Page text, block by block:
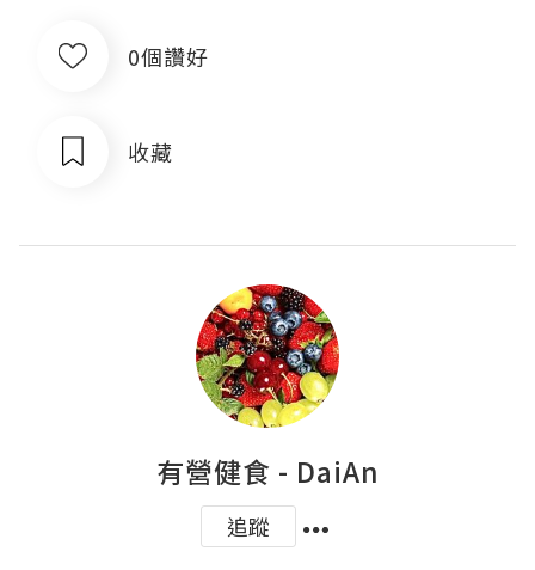
0個讚好
收藏
有營健食 - DaiAn
追蹤